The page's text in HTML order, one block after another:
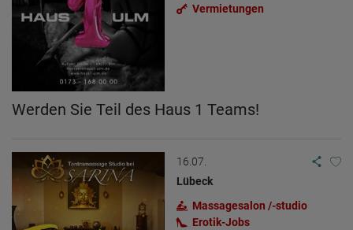
Vermietungen
Werden Sie Teil des Haus 1 Teams!
16.07.
Lübeck
Massagesalon /-studio
Erotik-Jobs